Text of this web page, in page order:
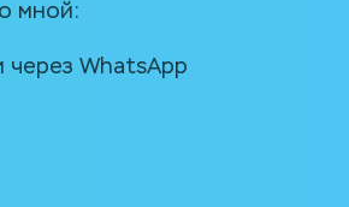
мной:
WhatsApp